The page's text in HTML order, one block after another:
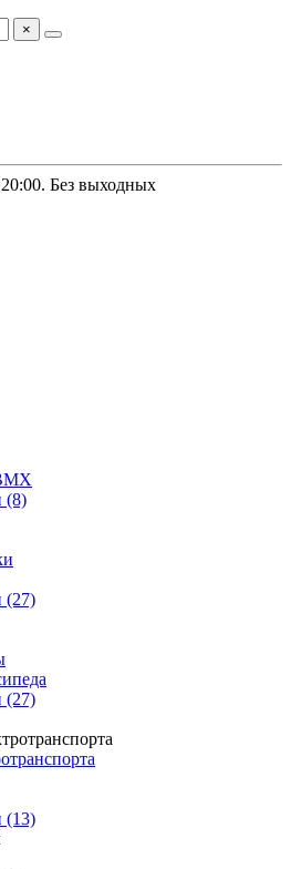
×
Без выходных
(8)
(27)
(27)
(13)